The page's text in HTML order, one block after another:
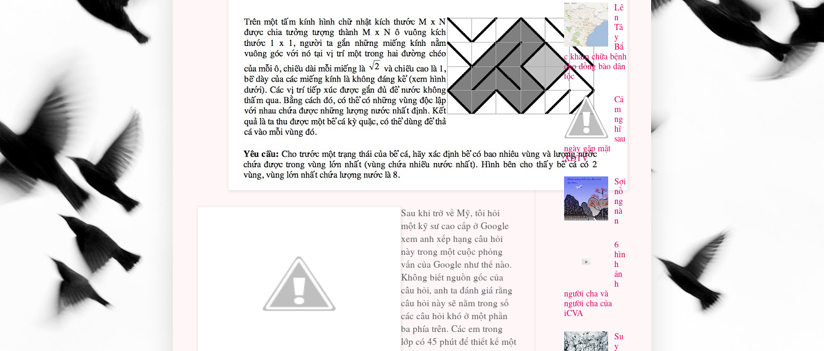
Sau khi trở về Mỹ, tôi hỏi
một kỹ sư cao cấp ở Google
xem anh xếp hạng câu hỏi
này trong một cuộc phỏng
vấn của Google như thế nào.
Không biết nguồn gốc của
câu hỏi, anh ta đánh giá rằng
câu hỏi này sẽ nằm trong số
các câu hỏi khó ở một phần
ba phía trên. Các em trong
lớp có 45 phút để thiết kế một
Lê
n
Tâ
y
Bắ
c khám chữa bệnh
cho đồng bào dân
tộc
Cả
m
ng
hĩ
sau
ngày gặp mặt
XĐTV
Sợi
nồ
ng
nà
n
6
hìn
h
ản
h
người cha và
người cha của
iCVA
Su
y